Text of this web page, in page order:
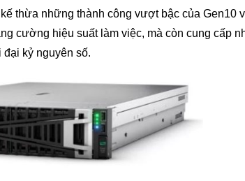
thừa những thành công vượt bậc của Gen10
cường hiệu suất làm việc, mà còn cung cấp
kỷ nguyên số.